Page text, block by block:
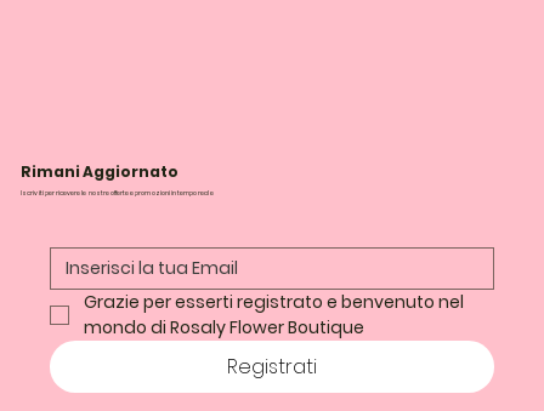
Rimani Aggiornato
Iscriviti per ricevere le nostre offerte e promozioni in tempo reale
Grazie per esserti registrato e benvenuto nel
mondo di Rosaly Flower Boutique
Registrati